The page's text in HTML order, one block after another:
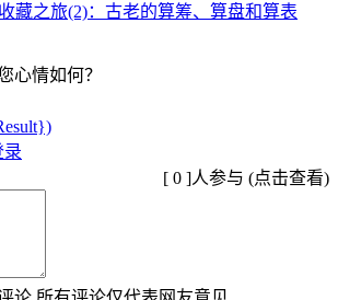
藏之旅(2)：古老的算筹、算盘和算表
心情如何？
录
[ 0 ]人参与 (点击查看)